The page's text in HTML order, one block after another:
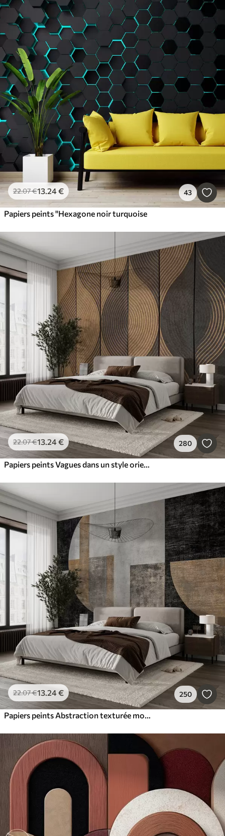
22.07€13.24€ 43
Papiers peints "Hexagone noir turquoise
22.07€13.24€ 280
Papiers peints Vagues dans un style oriental
22.07€13.24€ 250
Papiers peints Abstraction texturée moderne dans les couleurs noir et orange